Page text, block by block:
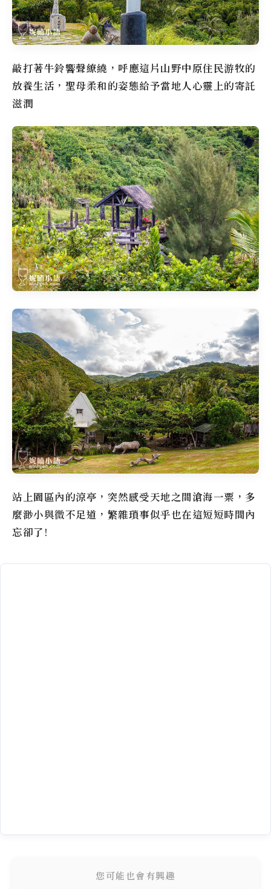
敲打著牛鈴響聲繚繞，呼應這片山野中原住民游牧的
放養生活，聖母柔和的姿態給予當地人心靈上的寄託
滋潤
站上園區內的涼亭，突然感受天地之間滄海一粟，多
麼渺小與微不足道，繁雜瑣事似乎也在這短短時間內
忘卻了!
您可能也會有興趣